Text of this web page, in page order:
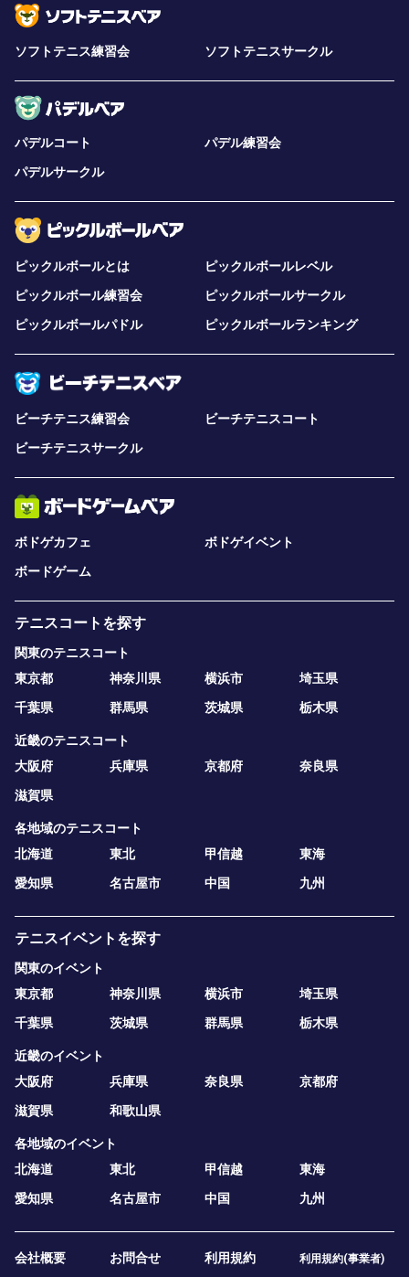
ソフトテニス練習会 ソフトテニスサークル
パデルコート
パデル練習会
パデルサークル
ピックルボールとは
ピックルボールレベル
ピックルボール練習会
ピックルボールサークル
ピックルボールパドル
ピックルボールランキング
ビーチテニス練習会
ビーチテニスコート
ビーチテニスサークル
ボドゲカフェ
ボドゲイベント
ボードゲーム
テニスコートを探す
関東のテニスコート
東京都
神奈川県 横浜市
埼玉県
千葉県
群馬県 茨城県 栃木県
近畿のテニスコート
大阪府
兵庫県 京都府
奈良県
滋賀県
各地域のテニスコート
北海道
東北 甲信越
東海
愛知県
名古屋市 中国 九州
テニスイベントを探す
関東のイベント
東京都
神奈川県 横浜市
埼玉県
千葉県
茨城県 群馬県 栃木県
近畿のイベント
大阪府
兵庫県 奈良県
京都府
滋賀県
和歌山県
各地域のイベント
北海道
東北 甲信越
東海
愛知県
名古屋市 中国 九州
会社概要 お問合せ 利用規約 利用規約(事業者)